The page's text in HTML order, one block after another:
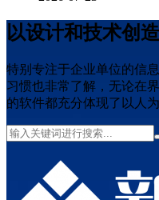
以设计和技术创
特别专注于企业单位的信
习惯也非常了解，无论在
的软件都充分体现了以人为